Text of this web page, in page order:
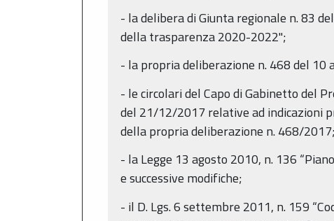
- la delibera di Giunta regionale n. 83
della trasparenza 2020-2022";
- la propria deliberazione n. 468 del 10
- le circolari del Capo di Gabinetto del
del 21/12/2017 relative ad indicazioni
della propria deliberazione n. 468/2017;
- la Legge 13 agosto 2010, n. 136
e successive modifiche;
- il D. Lgs. 6 settembre 2011, n. 159